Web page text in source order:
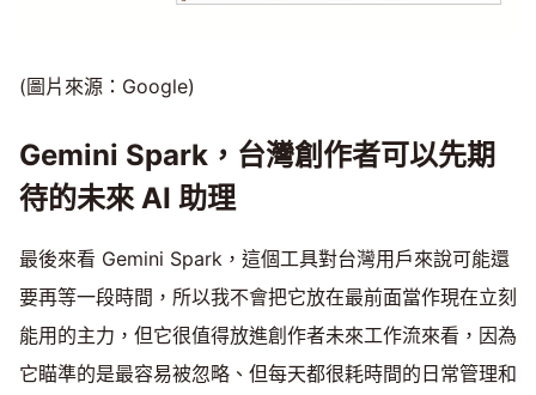
(圖片來源：Google)
Gemini Spark，台灣創作者可以先期
待的未來 AI 助理
最後來看 Gemini Spark，這個工具對台灣用戶來說可能還
要再等一段時間，所以我不會把它放在最前面當作現在立刻
能用的主力，但它很值得放進創作者未來工作流來看，因為
它瞄準的是最容易被忽略、但每天都很耗時間的日常管理和